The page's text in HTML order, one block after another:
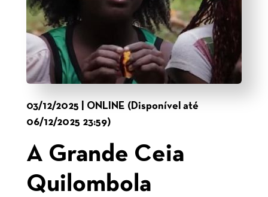
03/12/2025 | ONLINE (Disponível até
06/12/2025 23:59)
A Grande Ceia
Quilombola